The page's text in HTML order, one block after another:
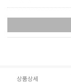
상품상세